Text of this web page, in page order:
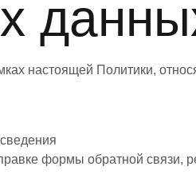
настоящей Политики,
формы обратной связи,